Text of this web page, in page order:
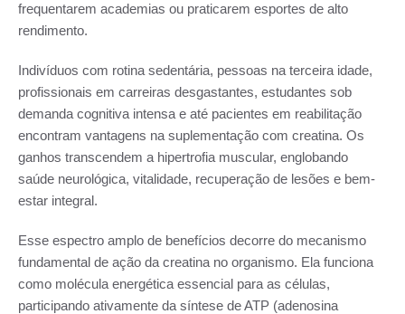
frequentarem academias ou praticarem esportes de alto
rendimento.
Indivíduos com rotina sedentária, pessoas na terceira idade,
profissionais em carreiras desgastantes, estudantes sob
demanda cognitiva intensa e até pacientes em reabilitação
encontram vantagens na suplementação com creatina. Os
ganhos transcendem a hipertrofia muscular, englobando
saúde neurológica, vitalidade, recuperação de lesões e bem-
estar integral.
Esse espectro amplo de benefícios decorre do mecanismo
fundamental de ação da creatina no organismo. Ela funciona
como molécula energética essencial para as células,
participando ativamente da síntese de ATP (adenosina